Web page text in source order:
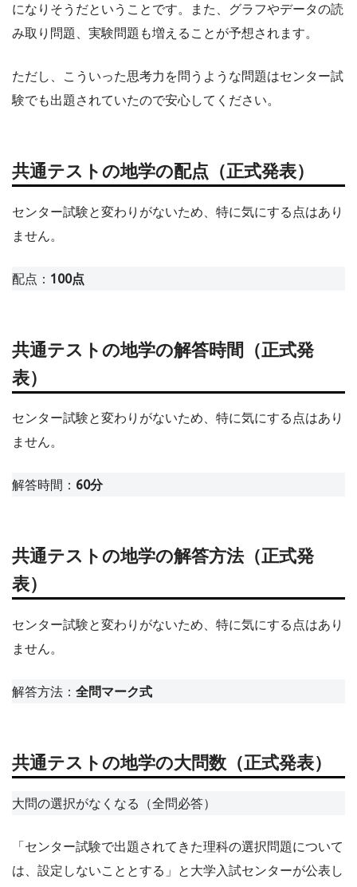
になりそうだということです。また、グラフやデータの読
み取り問題、実験問題も増えることが予想されます。
ただし、こういった思考力を問うような問題はセンター試
験でも出題されていたので安心してください。
共通テストの地学の配点（正式発表）
センター試験と変わりがないため、特に気にする点はあり
ません。
配点： 100点
共通テストの地学の解答時間（正式発
表）
センター試験と変わりがないため、特に気にする点はあり
ません。
解答時間： 60分
共通テストの地学の解答方法（正式発
表）
センター試験と変わりがないため、特に気にする点はあり
ません。
解答方法： 全問マーク式
共通テストの地学の大問数（正式発表）
大問の選択がなくなる（全問必答）
「センター試験で出題されてきた理科の選択問題について
は、設定しないこととする」と大学入試センターが公表し